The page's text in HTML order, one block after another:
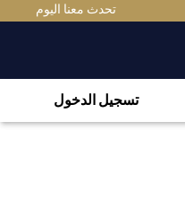
تحدث معنا اليوم
تسجيل الدخول